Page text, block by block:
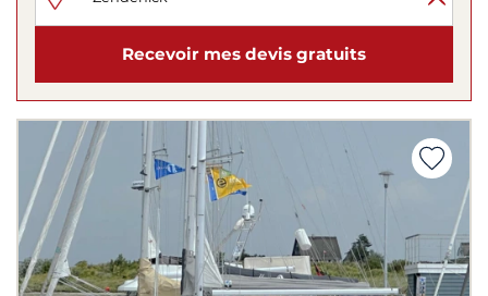
Recevoir mes devis gratuits